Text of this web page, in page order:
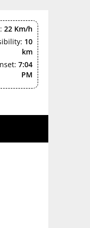
22 Km/h
10
km
7:04
PM